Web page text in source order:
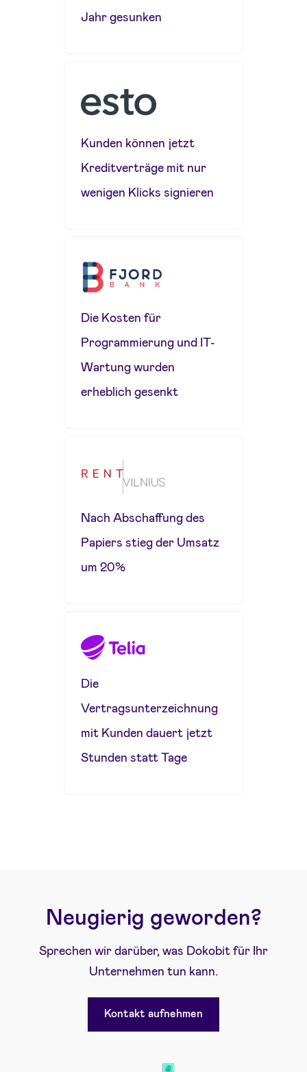
Jahr gesunken
Kunden können jetzt
Kreditverträge mit nur
wenigen Klicks signieren
Die Kosten für
Programmierung und IT-
Wartung wurden
erheblich gesenkt
Nach Abschaffung des
Papiers stieg der Umsatz
um 20%
Die
Vertragsunterzeichnung
mit Kunden dauert jetzt
Stunden statt Tage
Neugierig geworden?
Sprechen wir darüber, was Dokobit für Ihr
Unternehmen tun kann.
Kontakt aufnehmen